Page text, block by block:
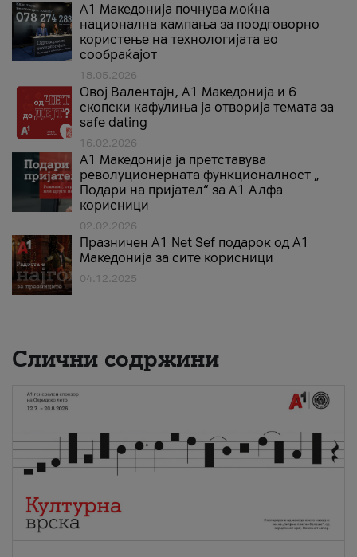
A1 Македонија почнува моќна
национална кампања за поодговорно
користење на технологијата во
сообраќајот
18.05.2026
Овој Валентајн, A1 Македонија и 6
скопски кафулиња ја отворија темата за
safe dating
16.02.2026
А1 Македонија ја претставува
револуционерната функционалност „
Подари на пријател“ за А1 Алфа
корисници
02.02.2026
Празничен A1 Net Sеf подарок од А1
Македонија за сите корисници
04.12.2025
Слични содржини